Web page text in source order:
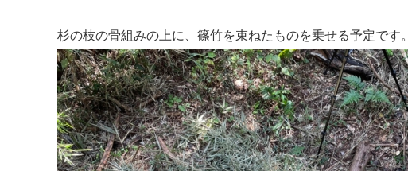
杉の枝の骨組みの上に、篠竹を束ねたものを乗せる予定です。